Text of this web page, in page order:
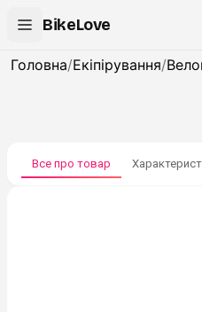
BikeLove
Головна/Екіпірування/
Все про товар